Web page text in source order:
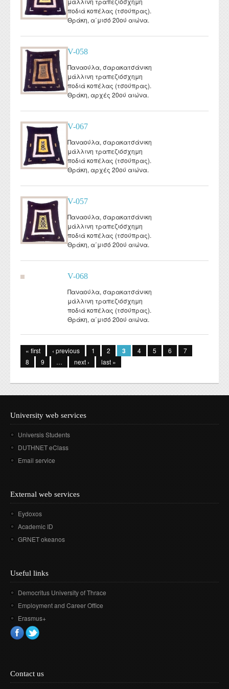
ποδιά κοπέλας (τσούπρας).
Θράκη, α΄μισό 20ού αιώνα.
V-058
Παναούλα, σαρακατσάνικη
μάλλινη τραπεζιόσχημη
ποδιά κοπέλας (τσούπρας).
Θράκη, αρχές 20ού αιώνα.
V-067
Παναούλα, σαρακατσάνικη
μάλλινη τραπεζιόσχημη
ποδιά κοπέλας (τσούπρας).
Θράκη, αρχές 20ού αιώνα.
V-057
Παναούλα, σαρακατσάνικη
μάλλινη τραπεζιόσχημη
ποδιά κοπέλας (τσούπρας).
Θράκη, α΄μισό 20ού αιώνα.
V-068
Παναούλα, σαρακατσάνικη
μάλλινη τραπεζιόσχημη
ποδιά κοπέλας (τσούπρας).
Θράκη, α΄μισό 20ού αιώνα.
« first ‹ previous 1 2 3 4 5 6
7
8
9 … next › last »
University web services
Universis Students
DUTHNET eClass
Email service
External web services
Eydoxos
Academic ID
GRNET okeanos
Useful links
Democritus University of Thrace
Employment and Career Office
Erasmus+
Contact us